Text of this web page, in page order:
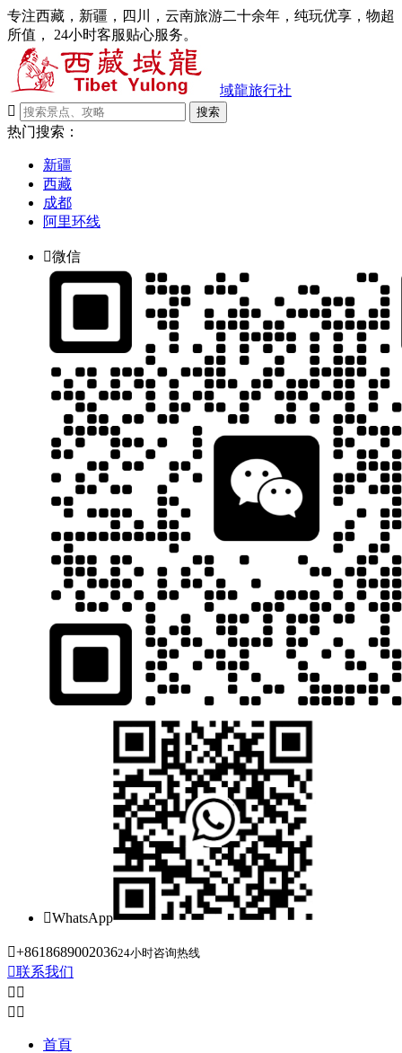
专注西藏，新疆，四川，云南旅游二十余年，纯玩优享，物超
所值， 24小时客服贴心服务。
域龍旅行社

搜索
热门搜索：
新疆
西藏
成都
阿里环线
微信
WhatsApp
+861868900203624小时咨询热线
联系我们
 
 
首頁